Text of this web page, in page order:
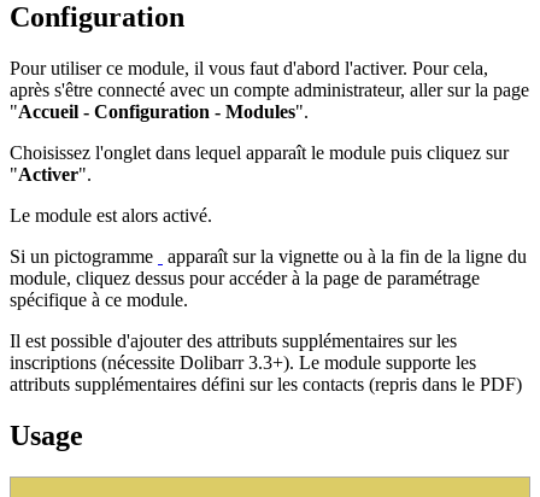
Configuration
Pour utiliser ce module, il vous faut d'abord l'activer. Pour cela,
après s'être connecté avec un compte administrateur, aller sur la page
"Accueil - Configuration - Modules".
Choisissez l'onglet dans lequel apparaît le module puis cliquez sur
"Activer".
Le module est alors activé.
Si un pictogramme
apparaît sur la vignette ou à la fin de la ligne du
module, cliquez dessus pour accéder à la page de paramétrage
spécifique à ce module.
Il est possible d'ajouter des attributs supplémentaires sur les
inscriptions (nécessite Dolibarr 3.3+). Le module supporte les
attributs supplémentaires défini sur les contacts (repris dans le PDF)
Usage